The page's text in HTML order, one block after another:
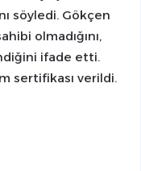
söyledi. Gökçen
olmadığını,
ifade etti.
sertifikası verildi.